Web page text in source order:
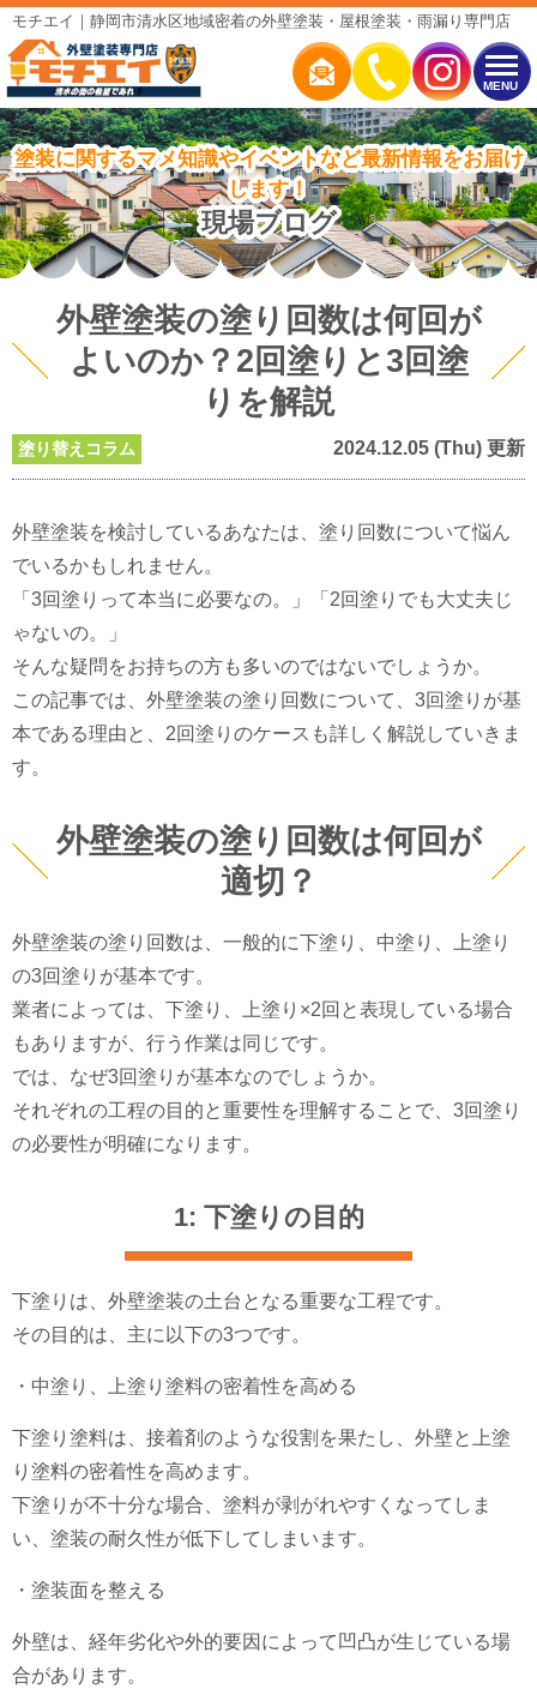
MENU
モチエイ｜静岡市清水区地域密着の外壁塗装・屋根塗装・雨漏り専門店
塗装に関するマメ知識やイベントなど最新情報をお届け
します！
現場ブログ
外壁塗装の塗り回数は何回が
よいのか？2回塗りと3回塗
りを解説
塗り替えコラム 2024.12.05 (Thu) 更新
外壁塗装を検討しているあなたは、塗り回数について悩ん
でいるかもしれません。
「3回塗りって本当に必要なの。」「2回塗りでも大丈夫じ
ゃないの。」
そんな疑問をお持ちの方も多いのではないでしょうか。
この記事では、外壁塗装の塗り回数について、3回塗りが基
本である理由と、2回塗りのケースも詳しく解説していきま
す。
外壁塗装の塗り回数は何回が
適切？
外壁塗装の塗り回数は、一般的に下塗り、中塗り、上塗り
の3回塗りが基本です。
業者によっては、下塗り、上塗り×2回と表現している場合
もありますが、行う作業は同じです。
では、なぜ3回塗りが基本なのでしょうか。
それぞれの工程の目的と重要性を理解することで、3回塗り
の必要性が明確になります。
1: 下塗りの目的
下塗りは、外壁塗装の土台となる重要な工程です。
その目的は、主に以下の3つです。
・中塗り、上塗り塗料の密着性を高める
下塗り塗料は、接着剤のような役割を果たし、外壁と上塗
り塗料の密着性を高めます。
下塗りが不十分な場合、塗料が剥がれやすくなってしま
い、塗装の耐久性が低下してしまいます。
・塗装面を整える
外壁は、経年劣化や外的要因によって凹凸が生じている場
合があります。